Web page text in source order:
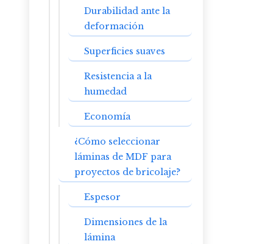
Durabilidad ante la
deformación
Superficies suaves
Resistencia a la
humedad
Economía
¿Cómo seleccionar
láminas de MDF para
proyectos de bricolaje?
Espesor
Dimensiones de la
lámina